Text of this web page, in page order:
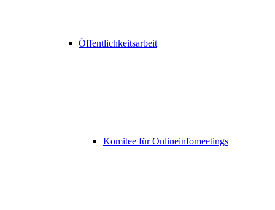
Öffentlichkeitsarbeit
Komitee für Onlineinfomeetings